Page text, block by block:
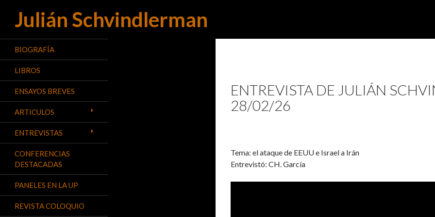
Julián Schvindlerman
Buscar
ENTREVISTA DE JULIÁN
28/02/26
Tema: el ataque de EEUU e Israel a Irán
Entrevistó: CH. García
BIOGRAFÍA
LIBROS
ENSAYOS BREVES
ARTICULOS
ENTREVISTAS
CONFERENCIAS
DESTACADAS
PANELES EN LA UP
REVISTA COLOQUIO